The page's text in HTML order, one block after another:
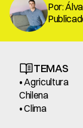
Por:
TEMAS
• Agricultura
Chilena
• Clima